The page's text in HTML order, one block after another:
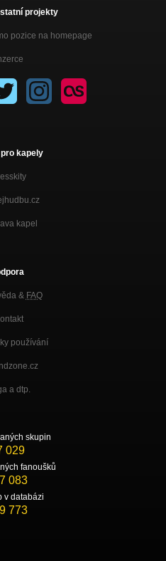
projekty
pozice na homepage
kapely
kapel
& FAQ
používání
a dtp.
skupin
029
fanoušků
083
v databázi
773